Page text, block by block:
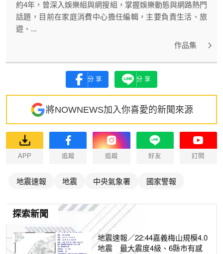
約4年，曾深入娛樂組與網搜組，掌握娛樂動態與網路熱門
話題，目前在家庭消費中心擔任編輯，主要負責生活、旅
遊、...
作品集
分享 分享
將NOWNEWS加入你喜愛的新聞來源
APP 追蹤 追蹤 好友 訂閱
地震速報 地震 中央氣象署 國家警報
探索新聞
地震速報／22:44嘉義梅山規模4.0
地震 最大震度4級、6縣市有感